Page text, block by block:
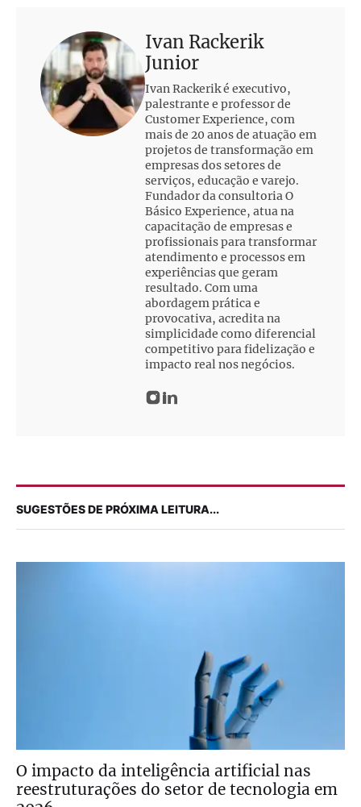
Ivan Rackerik
Junior
Ivan Rackerik é executivo,
palestrante e professor de
Customer Experience, com
mais de 20 anos de atuação em
projetos de transformação em
empresas dos setores de
serviços, educação e varejo.
Fundador da consultoria O
Básico Experience, atua na
capacitação de empresas e
profissionais para transformar
atendimento e processos em
experiências que geram
resultado. Com uma
abordagem prática e
provocativa, acredita na
simplicidade como diferencial
competitivo para fidelização e
impacto real nos negócios.
SUGESTÕES DE PRÓXIMA LEITURA...
O impacto da inteligência artificial nas
reestruturações do setor de tecnologia em